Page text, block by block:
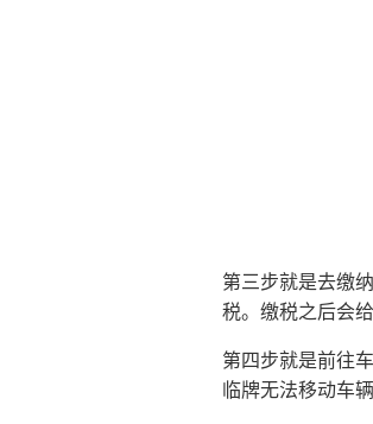
第三步就是去缴
税。缴税之后会
第四步就是前往
临牌无法移动车辆